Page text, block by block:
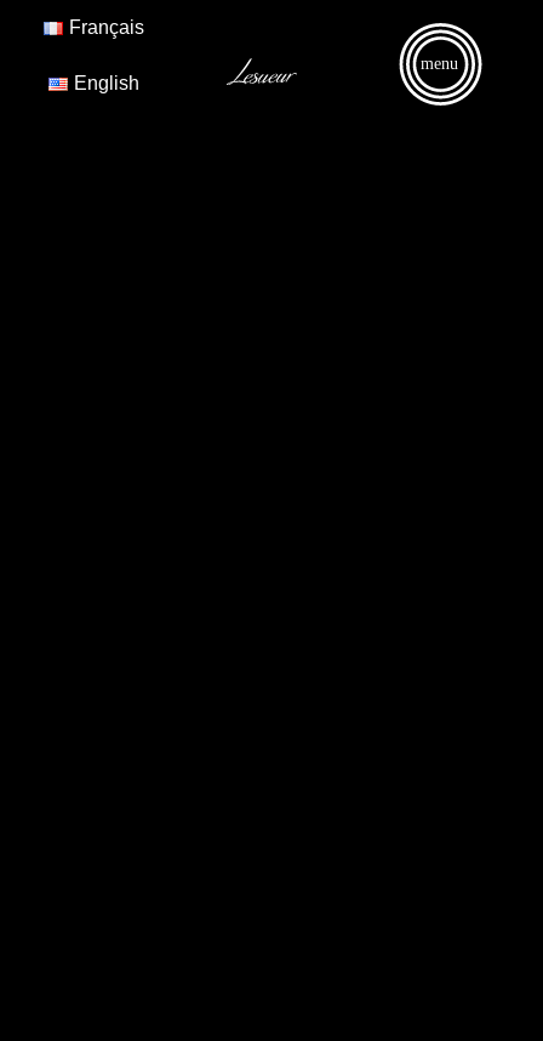
Français
English
menu